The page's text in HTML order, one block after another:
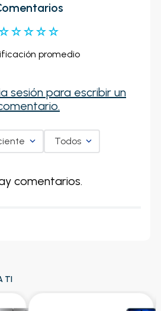
☆☆☆☆
promedio
sesión para escribir un
Todos
comentarios.
TI